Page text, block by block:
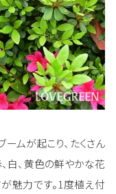
ムが起こり、たくさん
白、黄色の鮮やかな花
魅力です。1度植え付